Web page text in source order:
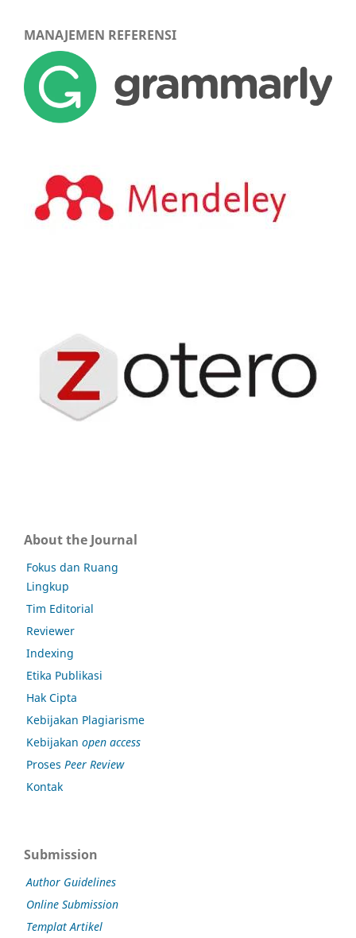
MANAJEMEN REFERENSI
About the Journal
Fokus dan Ruang
Lingkup
Tim Editorial
Reviewer
Indexing
Etika Publikasi
Hak Cipta
Kebijakan Plagiarisme
Kebijakan open access
Proses Peer Review
Kontak
Submission
Author Guidelines
Online Submission
Templat Artikel